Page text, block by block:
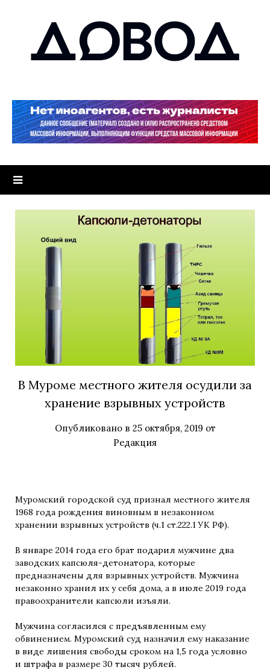
В Муроме местного жителя осудили за
хранение взрывных устройств
Опубликовано в 25 октября, 2019 от
Редакция
Муромский городской суд признал местного жителя
1968 года рождения виновным в незаконном
хранении взрывных устройств (ч.1 ст.222.1 УК РФ).
В январе 2014 года его брат подарил мужчине два
заводских капсюля-детонатора, которые
предназначены для взрывных устройств. Мужчина
незаконно хранил их у себя дома, а в июле 2019 года
правоохранители капсюли изъяли.
Мужчина согласился с предъявленным ему
обвинением. Муромский суд назначил ему наказание
в виде лишения свободы сроком на 1,5 года условно
и штрафа в размере 30 тысяч рублей.